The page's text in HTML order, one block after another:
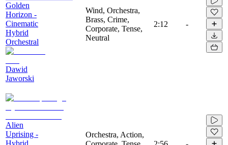
Golden
Horizon -
Cinematic
Hybrid
Orchestral
Dawid
Jaworski
Wind, Orchestra,
Brass, Crime,
Corporate, Tense,
Neutral
2:12 -
Alien
Uprising -
Hybrid
Orchestra, Action,